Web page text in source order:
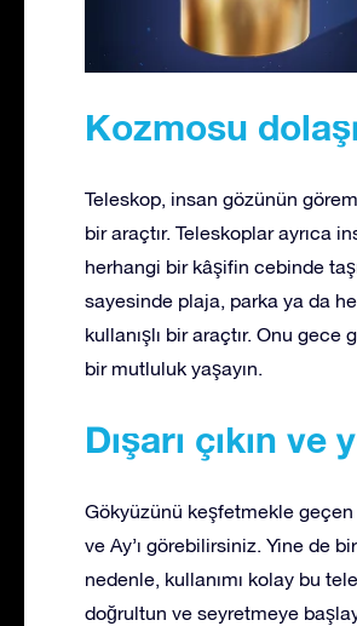
Kozmosu
Teleskop, insan gözünün
bir araçtır. Teleskoplar ayrıca
herhangi bir kâşifin cebinde
sayesinde plaja, parka ya da
kullanışlı bir araçtır. Onu
bir mutluluk yaşayın.
Dışarı çıkın ve
Gökyüzünü keşfetmekle geçen
ve Ay’ı görebilirsiniz. Yine de
nedenle, kullanımı kolay bu
doğrultun ve seyretmeye